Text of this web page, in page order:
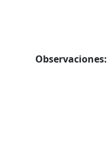
Observaciones: